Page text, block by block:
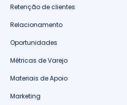
Retenção de clientes
Relacionamento
Oportunidades
Métricas de Varejo
Materiais de Apoio
Marketing